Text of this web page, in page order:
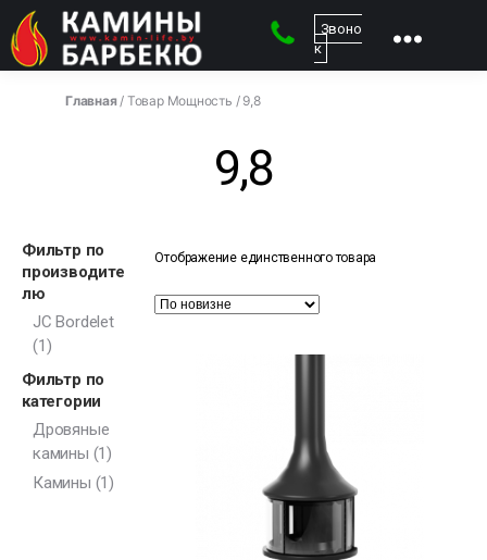
Звоно
к
Главная/ Товар Мощность / 9,8
9,8
Фильтр по
производите
лю
JC Bordelet
(1)
Фильтр по
категории
Дровяные
камины (1)
Камины (1)
Отображение единственного товара